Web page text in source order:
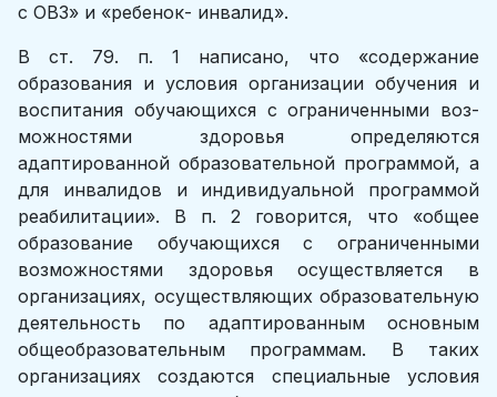
с ОВЗ» и «ребенок- инвалид».
В ст. 79. п. 1 написано, что «содержание
образования и условия ор­ганизации обучения и
воспитания обучающихся с ограниченными воз­
можностями здоровья определяются
адаптированной образовательной программой, а
для инвалидов и индивидуальной программой
реабили­тации». В п. 2 говорится, что «общее
образование обучающихся с огра­ниченными
возможностями здоровья осуществляется в
организациях, осуществляющих образовательную
деятельность по адаптированным основным
общеобразовательным программам. В таких
организациях создаются специальные условия